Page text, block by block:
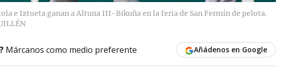
e Iztueta ganan a Altuna III-Bikuña en la feria de San Fermín de pelota.
Márcanos como medio preferente Añádenos en Google